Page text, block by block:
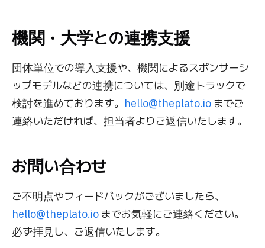
機関・大学との連携支援
団体単位での導入支援や、機関によるスポンサーシ
ップモデルなどの連携については、別途トラックで
検討を進めております。 hello@theplato.io までご
連絡いただければ、担当者よりご返信いたします。
お問い合わせ
ご不明点やフィードバックがございましたら、
hello@theplato.io までお気軽にご連絡ください。
必ず拝見し、ご返信いたします。